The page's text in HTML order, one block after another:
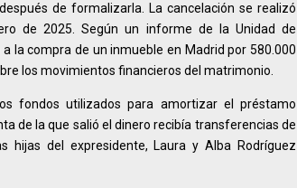
de formalizarla. La cancelación se realizó
de 2025. Según un informe de la Unidad de
a la compra de un inmueble en Madrid por 580.000
los movimientos financieros del matrimonio.
fondos utilizados para amortizar el préstamo
de la que salió el dinero recibía transferencias de
hijas del expresidente, Laura y Alba Rodríguez